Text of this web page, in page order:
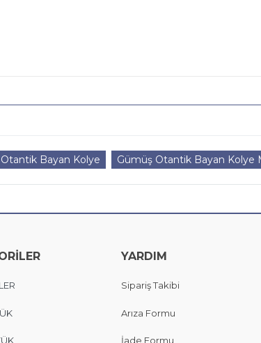
Otantik Bayan Kolye Gümüş Otantik Bayan Kolye
YARDIM
Sipariş Takibi
Arıza Formu
İade Formu